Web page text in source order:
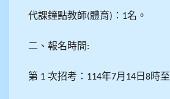
代課鐘點教師(體育) ： 1名。
二、報名時間:
第 1 次招考： 114年7月 14 日 8時至